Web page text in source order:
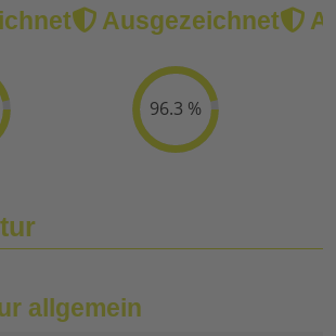
Ausgezeichnet
96.3 %
allgemein